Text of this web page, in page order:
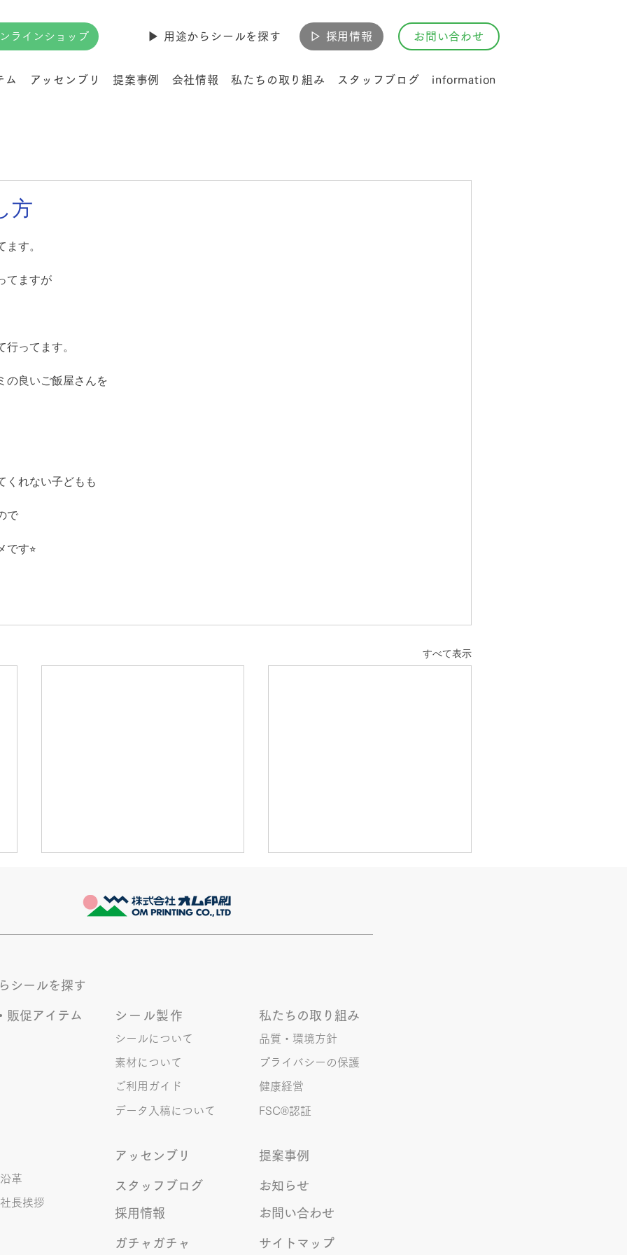
ラインショップ ▶︎ 用途からシールを探す ▷ 採用情報 お問い合わせ
ム アッセンブリ 提案事例 会社情報 私たちの取り組み スタッフブログ information
方
す。
てますが
ってます。
の良いご飯屋さんを
くれない子どもも
で
です⭐︎
すべて表示
このブログで、きなこの話を書く
のかって？ それは、きなこがま
こ(ニックネーム)は、漢字がちょ
っぴり苦手。 だけど本人はいつ
も自信満々。 【彼女の書いた漢
字の間違い例】 機械説定×⇒設定
〇 準備能熱×⇒態勢〇 証固
「恥ずかしい！」とか「覚えま
す！」になるところ、きなこは
ます。 推し活という程でもない
シールを探す
販促アイテム
革
長挨拶
シール製作
シールについて
素材について
ご利用ガイド
データ入稿について
私たちの取り組み
品質・環境方針
プライバシーの保護
健康経営
FSC®︎認証
アッセンブリ 提案事例
スタッフブログ お知らせ
採用情報 お問い合わせ
ガチャガチャ サイトマップ